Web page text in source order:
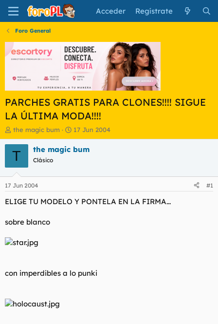
Acceder Regístrate
Foro General
PARCHES GRATIS PARA CLONES!!!! SIGUE
LA ÚLTIMA MODA!!!!
I
n
i
a
d
o
r
l
e
the magic bum
F
e
c
i
n
17 Jun 2004
T the magic bum
Clásico
17 Jun 2004 #1
ELIGE TU MODELO Y PONTELA EN LA FIRMA...
sobre blanco
con imperdibles a lo punki